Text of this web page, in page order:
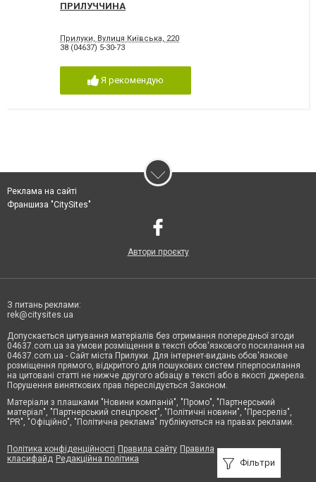
ПРИЛУЧЧИНА
Прилуки, Вулиця Київська, 220
38 (04637) 5-30-73
Я рекомендую
Фільтри
Реклама на сайті
Франшиза "CitySites"
Автори проєкту
З питань реклами:
rek@citysites.ua
Допускається цитування матеріалів без отримання попередньої згоди
04637.com.ua за умови розміщення в тексті обов'язкового посилання на
04637.com.ua - Сайт міста Прилуки. Для інтернет-видань обов'язкове
розміщення прямого, відкритого для пошукових систем гіперпосилання
на цитовані статті не нижче другого абзацу в тексті або в якості джерела.
Порушення виняткових прав переслідується Законом.
Матеріали з плашками "Новини компаній", "Промо", "Партнерський
матеріал", "Партнерський спецпроєкт", "Політичні новини", "Пресреліз",
"PR", "Офіційно", "Політична реклама" публікуються на правах реклами.
Політика конфіденційності Правила сайту Правила
класифайд Редакційна політика